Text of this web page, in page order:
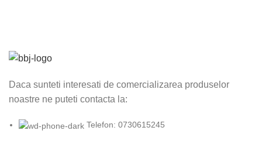
Daca sunteti interesati de comercializarea produselor
noastre ne puteti contacta la:
Telefon: 0730615245